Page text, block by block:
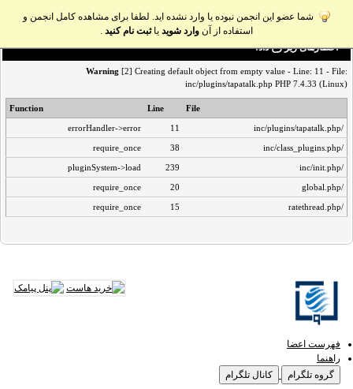
شما عضو این انجمن نبوده یا وارد نشده اید. لطفا برای مشاهده کامل انجمن و
استفاده از آن وارد شوید یاثبت نام کنید .
اخطار‌های زیر رخ داد:
Warning [2] Creating default object from empty value - Line: 11 - File:
inc/plugins/tapatalk.php PHP 7.4.33 (Linux)
File
Line
Function
/inc/plugins/tapatalk.php
11
errorHandler->error
/inc/class_plugins.php
38
require_once
/inc/init.php
239
pluginSystem->load
/global.php
20
require_once
/ratethread.php
15
require_once
فهرست اعضا
راهنما
گروه تلگرام
کانال تلگرام